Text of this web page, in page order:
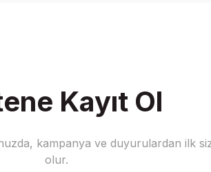
Gönder
Kayıt Ol
kampanya ve duyurulardan ilk
olur.